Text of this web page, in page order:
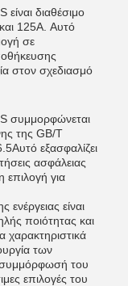
διαθέσιμο
125A. Αυτό
σε
στον σχεδιασμό
συμμορφώνεται
της GB/T
εξασφαλίζει
ασφάλειας
επιλογή για
είναι
ποιότητας και
των
του
επιλογές του